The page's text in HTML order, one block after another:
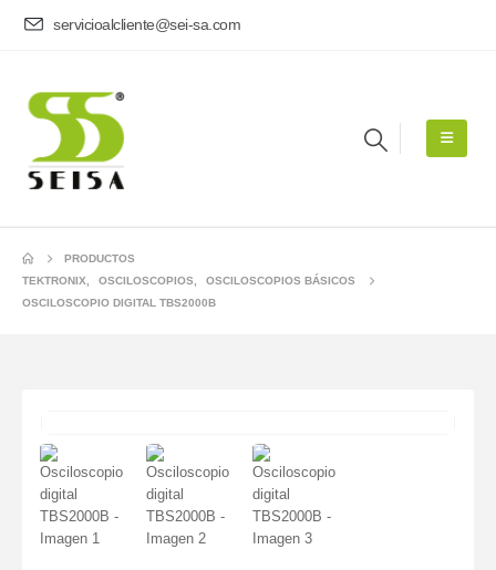
servicioalcliente@sei-sa.com
PRODUCTOS
TEKTRONIX
OSCILOSCOPIOS
OSCILOSCOPIOS BÁSICOS
OSCILOSCOPIO DIGITAL TBS2000B